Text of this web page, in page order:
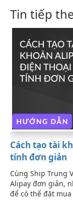
Tin tiếp
Cách tạo tài
tính đơn giản
Cùng Ship Trung
Alipay đơn giản,
để có thể đặt